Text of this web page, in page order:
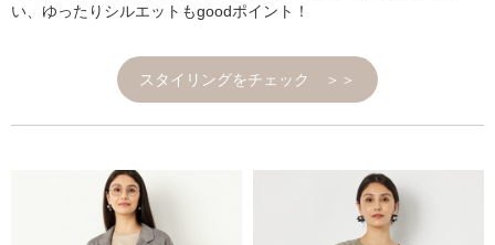
い、ゆったりシルエットもgoodポイント！
スタイリングをチェック ＞＞